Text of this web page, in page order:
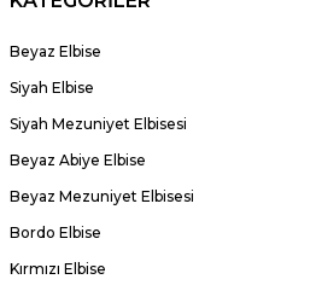
Beyaz Elbise
Siyah Elbise
Siyah Mezuniyet Elbisesi
Beyaz Abiye Elbise
Beyaz Mezuniyet Elbisesi
Bordo Elbise
Kırmızı Elbise